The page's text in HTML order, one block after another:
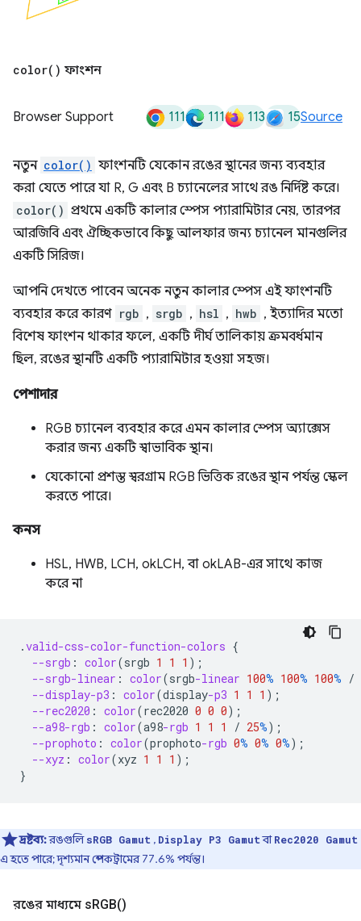
color( ) ফাংশন
Browser Support 111 111 113 15Source
নতুন color() ফাংশনটি যেকোন রঙের স্থানের জন্য ব্যবহার
করা যেতে পারে যা R, G এবং B চ্যানেলের সাথে রঙ নির্দিষ্ট করে।
color() প্রথমে একটি কালার স্পেস প্যারামিটার নেয়, তারপর
আরজিবি এবং ঐচ্ছিকভাবে কিছু আলফার জন্য চ্যানেল মানগুলির
একটি সিরিজ।
আপনি দেখতে পাবেন অনেক নতুন কালার স্পেস এই ফাংশনটি
ব্যবহার করে কারণ rgb , srgb , hsl , hwb , ইত্যাদির মতো
বিশেষ ফাংশন থাকার ফলে, একটি দীর্ঘ তালিকায় ক্রমবর্ধমান
ছিল, রঙের স্থানটি একটি প্যারামিটার হওয়া সহজ।
পেশাদার
RGB চ্যানেল ব্যবহার করে এমন কালার স্পেস অ্যাক্সেস
করার জন্য একটি স্বাভাবিক স্থান।
যেকোনো প্রশস্ত স্বরগ্রাম RGB ভিত্তিক রঙের স্থান পর্যন্ত স্কেল
করতে পারে।
কনস
HSL, HWB, LCH, okLCH, বা okLAB-এর সাথে কাজ
করে না
.valid-css-color-function-colors {
--srgb : color(srgb 1 1 1 );
--srgb-linear : color(srgb-linear 100% 100% 100% /
--display-p3 : color(display-p3 1 1 1 );
--rec2020 : color(rec2020 0 0 0);
--a98-rgb : color(a98-rgb 1 1 1 / 25%);
--prophoto : color(prophoto-rgb 0% 0% 0%);
--xyz : color(xyz 1 1 1 );
}
দ্রষ্টব্য:রঙগুলিsRGB Gamut , Display P3 GamutবাRec2020 Gamut
এ হতে পারে; দৃশ্যমান স্পেকট্রামের 77.6% পর্যন্ত।
রঙের মাধ্যমে s RGB()